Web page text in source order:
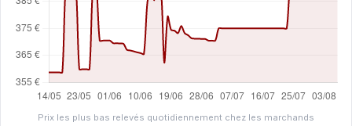
Prix les plus bas relevés quotidiennement chez les marchands